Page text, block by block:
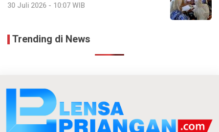
30 Juli 2026 - 10:07 WIB
Trending di News